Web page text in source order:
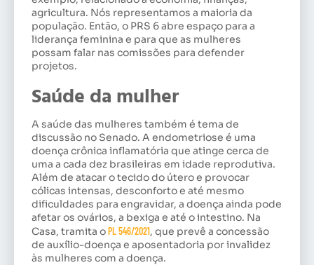
agricultura. Nós representamos a maioria da
população. Então, o PRS 6 abre espaço para a
liderança feminina e para que as mulheres
possam falar nas comissões para defender
projetos.
Saúde da mulher
A saúde das mulheres também é tema de
discussão no Senado. A endometriose é uma
doença crônica inflamatória que atinge cerca de
uma a cada dez brasileiras em idade reprodutiva.
Além de atacar o tecido do útero e provocar
cólicas intensas, desconforto e até mesmo
dificuldades para engravidar, a doença ainda pode
afetar os ovários, a bexiga e até o intestino. Na
Casa, tramita oPL 546/2021, que prevê a concessão
de auxílio-doença e aposentadoria por invalidez
às mulheres com a doença.